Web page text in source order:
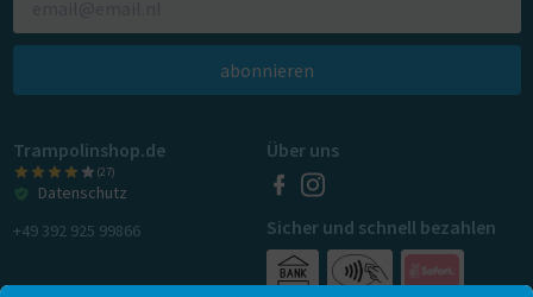
abonnieren
Trampolinshop.de
(27)
Datenschutz
+49 392 925 99866
Über uns
Sicher und schnell bezahlen